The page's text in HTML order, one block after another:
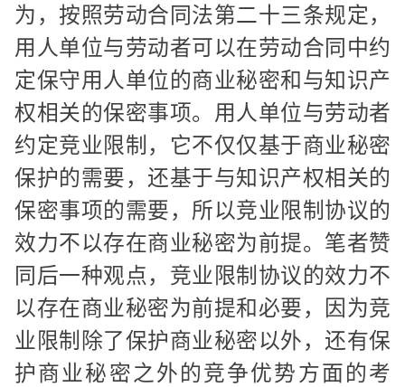
为，按照劳动合同法第二十三条规定，
用人单位与劳动者可以在劳动合同中约
定保守用人单位的商业秘密和与知识产
权相关的保密事项。用人单位与劳动者
约定竞业限制，它不仅仅基于商业秘密
保护的需要，还基于与知识产权相关的
保密事项的需要，所以竞业限制协议的
效力不以存在商业秘密为前提。笔者赞
同后一种观点，竞业限制协议的效力不
以存在商业秘密为前提和必要，因为竞
业限制除了保护商业秘密以外，还有保
护商业秘密之外的竞争优势方面的考